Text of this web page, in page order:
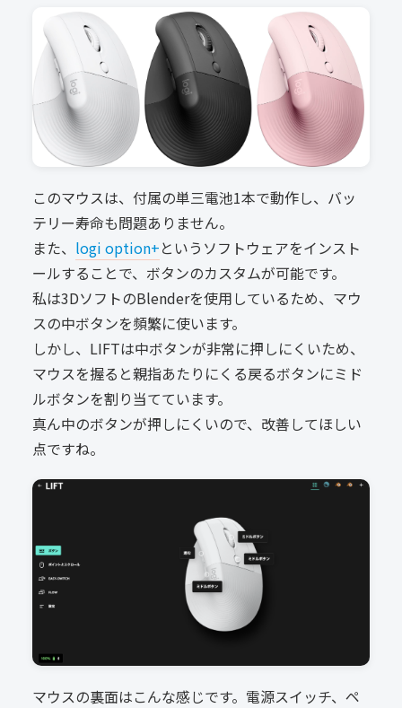
このマウスは、付属の単三電池1本で動作し、バッ
テリー寿命も問題ありません。
また、 logi option+というソフトウェアをインスト
ールすることで、ボタンのカスタムが可能です。
私は3DソフトのBlenderを使用しているため、マウ
スの中ボタンを頻繁に使います。
しかし、LIFTは中ボタンが非常に押しにくいため、
マウスを握ると親指あたりにくる戻るボタンにミド
ルボタンを割り当てています。
真ん中のボタンが押しにくいので、改善してほしい
点ですね。
マウスの裏面はこんな感じです。電源スイッチ、ペ